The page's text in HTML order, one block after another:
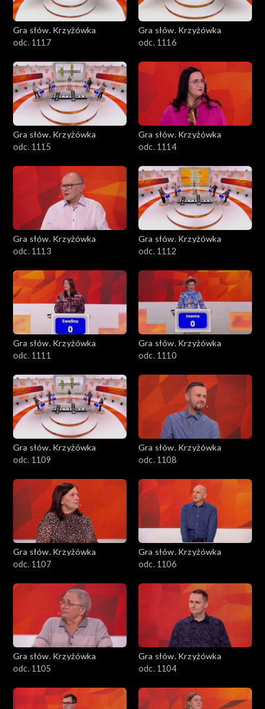
Gra słów. Krzyżówka
odc. 1117
Gra słów. Krzyżówka
odc. 1116
Gra słów. Krzyżówka
odc. 1115
Gra słów. Krzyżówka
odc. 1114
Gra słów. Krzyżówka
odc. 1113
Gra słów. Krzyżówka
odc. 1112
Gra słów. Krzyżówka
odc. 1111
Gra słów. Krzyżówka
odc. 1110
Gra słów. Krzyżówka
odc. 1109
Gra słów. Krzyżówka
odc. 1108
Gra słów. Krzyżówka
odc. 1107
Gra słów. Krzyżówka
odc. 1106
Gra słów. Krzyżówka
odc. 1105
Gra słów. Krzyżówka
odc. 1104